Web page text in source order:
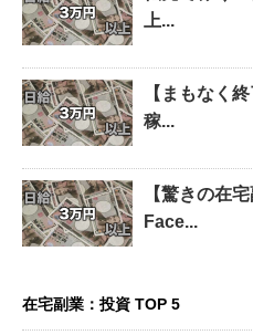
上...
【まもなく
稼...
【驚きの在
Face...
在宅副業：投資 TOP 5